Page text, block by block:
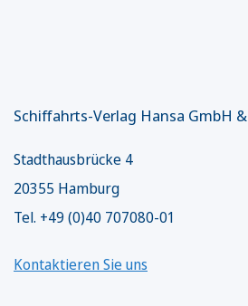
Schiffahrts-Verlag Hansa GmbH &
Stadthausbrücke 4
20355 Hamburg
Tel. +49 (0)40 707080-01
Kontaktieren Sie uns